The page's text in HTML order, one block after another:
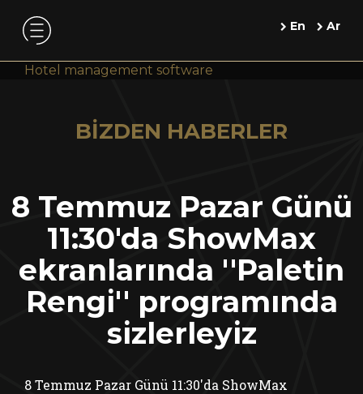
En Ar
Hotel management software
BİZDEN HABERLER
8 Temmuz Pazar Günü
11:30'da ShowMax
ekranlarında ''Paletin
Rengi'' programında
sizlerleyiz
8 Temmuz Pazar Günü 11:30'da ShowMax